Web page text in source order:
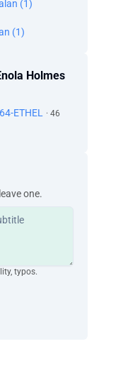
hage.
1886
rum på
(1)
(1)
Holmes
ETHEL
· 46
one.
typos.